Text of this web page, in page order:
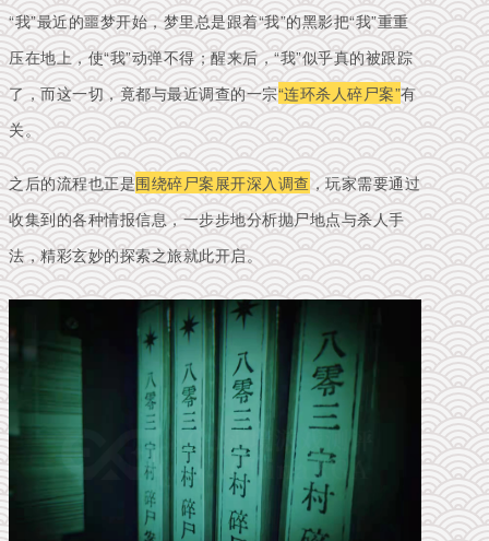
“我”最近的噩梦开始，梦里总是跟着“我”的黑影把“我”重重
压在地上，使“我”动弹不得；醒来后，“我”似乎真的被跟踪
了，而这一切，竟都与最近调查的一宗“连环杀人碎尸案”有
关。
之后的流程也正是围绕碎尸案展开深入调查，玩家需要通过
收集到的各种情报信息，一步步地分析抛尸地点与杀人手
法，精彩玄妙的探索之旅就此开启。